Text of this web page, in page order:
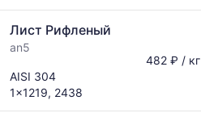
Лист Рифленый
an5
AISI 304
1x1219, 2438
482 ₽ / кг